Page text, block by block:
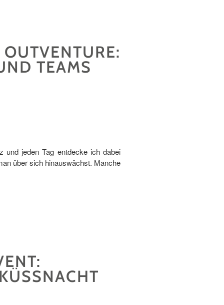
TEAMS
und jeden Tag entdecke ich dabei
über sich hinauswächst. Manche